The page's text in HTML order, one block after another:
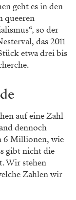
geht es in den
queeren
so der
das 2011
etwa drei bis
auf eine Zahl
dennoch
6 Millionen, wie
gibt nicht die
Wir stehen
Zahlen wir